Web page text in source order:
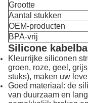
Grootte
Aantal stukken
OEM-producten
BPA-vrij
Silicone
Kleurrijke siliconen
groen, roze, geel,
stuks), maken uw
Goed materiaal: de
van duurzaam en